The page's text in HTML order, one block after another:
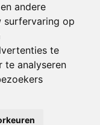
andere
surfervaring op
te
te analyseren
|Brisk magazine